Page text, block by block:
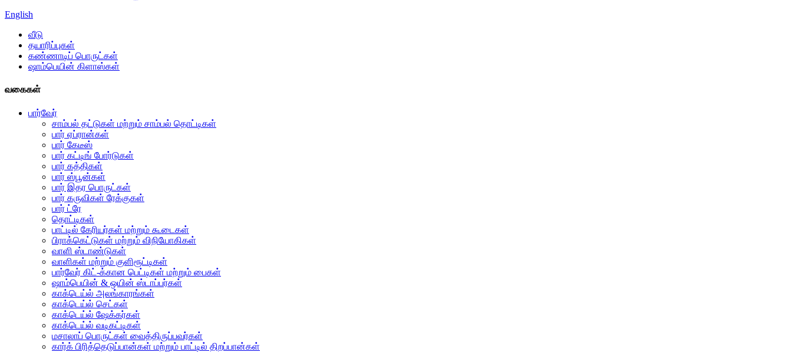
English
வீடு
தயாரிப்புகள்
கண்ணாடிப் பொருட்கள்
ஷாம்பெயின் கிளாஸ்கள்
வகைகள்
பார்வேர்
சாம்பல் தட்டுகள் மற்றும் சாம்பல் தொட்டிகள்
பார் ஏப்ரான்கள்
பார் கேடீஸ்
பார் கட்டிங் போர்டுகள்
பார் கத்திகள்
பார் ஸ்பூன்கள்
பார் இதர பொருட்கள்
பார் கருவிகள் ரேக்குகள்
பார் ட்ரே
தொட்டிகள்
பாட்டில் கேரியர்கள் மற்றும் கூடைகள்
பிராக்கெட்டுகள் மற்றும் விநியோகிகள்
வாளி ஸ்டாண்டுகள்
வாளிகள் மற்றும் குளிரூட்டிகள்
பார்வேர் கிட்-க்கான பெட்டிகள் மற்றும் பைகள்
ஷாம்பெயின் & ஒயின் ஸ்டாப்பர்கள்
காக்டெய்ல் அலங்காரங்கள்
காக்டெய்ல் செட்கள்
காக்டெய்ல் ஷேக்கர்கள்
காக்டெய்ல் வடிகட்டிகள்
மசாலாப் பொருட்கள் வைத்திருப்பவர்கள்
கார்க் பிரித்தெடுப்பான்கள் மற்றும் பாட்டில் திறப்பான்கள்